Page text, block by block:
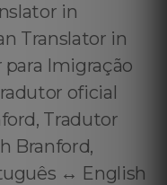
in
Translator in
Imigração
oficial
Tradutor
Branford,
↔️ English